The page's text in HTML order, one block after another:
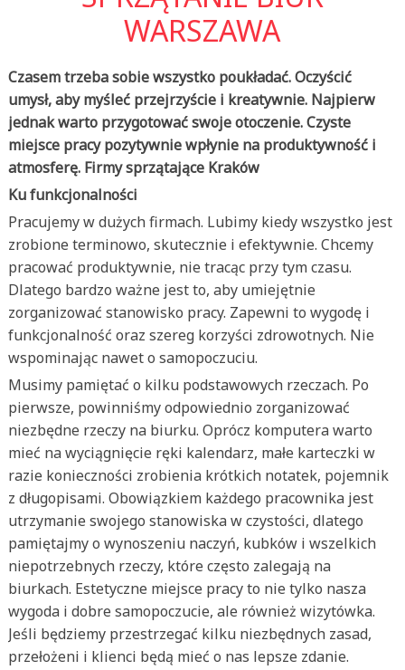
WARSZAWA
Czasem trzeba sobie wszystko poukładać. Oczyścić
umysł, aby myśleć przejrzyście i kreatywnie. Najpierw
jednak warto przygotować swoje otoczenie. Czyste
miejsce pracy pozytywnie wpłynie na produktywność i
atmosferę. Firmy sprzątające Kraków
Ku funkcjonalności
Pracujemy w dużych firmach. Lubimy kiedy wszystko jest
zrobione terminowo, skutecznie i efektywnie. Chcemy
pracować produktywnie, nie tracąc przy tym czasu.
Dlatego bardzo ważne jest to, aby umiejętnie
zorganizować stanowisko pracy. Zapewni to wygodę i
funkcjonalność oraz szereg korzyści zdrowotnych. Nie
wspominając nawet o samopoczuciu.
Musimy pamiętać o kilku podstawowych rzeczach. Po
pierwsze, powinniśmy odpowiednio zorganizować
niezbędne rzeczy na biurku. Oprócz komputera warto
mieć na wyciągnięcie ręki kalendarz, małe karteczki w
razie konieczności zrobienia krótkich notatek, pojemnik
z długopisami. Obowiązkiem każdego pracownika jest
utrzymanie swojego stanowiska w czystości, dlatego
pamiętajmy o wynoszeniu naczyń, kubków i wszelkich
niepotrzebnych rzeczy, które często zalegają na
biurkach. Estetyczne miejsce pracy to nie tylko nasza
wygoda i dobre samopoczucie, ale również wizytówka.
Jeśli będziemy przestrzegać kilku niezbędnych zasad,
przełożeni i klienci będą mieć o nas lepsze zdanie.